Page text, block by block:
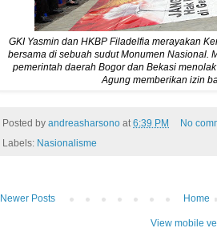
GKI Yasmin dan HKBP Filadelfia merayakan
bersama di sebuah sudut Monumen Nasional.
pemerintah daerah Bogor dan Bekasi
Agung memberikan izin
Posted by andreasharsono at 6:39 PM
No
Labels: Nasionalisme
Newer Posts Home
View mobile